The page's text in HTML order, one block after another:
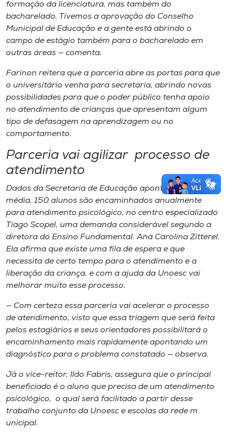
formação da licenciatura, mas também do
bacharelado. Tivemos a aprovação do Conselho
Municipal de Educação e a gente está abrindo o
campo de estágio também para o bacharelado em
outras áreas — comenta.
Farinon reitera que a parceria abre as portas para que
o universitário venha para secretaria​,​ abr​indo​ novas
possibilidades para que o poder público tenha apoio
no atendimento de crianças que apresentam algum
tipo de ​defasagem na aprendizagem ou ​no
comportamento.
Parceria vai agilizar processo de
atendimento
Dados da S​ecretaria de ​E​ducação apontam que​,​ em
média​,​ 150 alunos são encaminhados anualmente
para atendimento psicológico, no centro especializado
Tiago Scopel, uma demanda considerável segundo a
diretora do Ensino ​Fundamental​.​ Ana Carolina Zitterel.
Ela afirma que existe uma fila de espera e que
necessita de certo tempo para o atendimento e a
liberação da criança, e com a ajuda da Unoesc vai
melhorar muito​ esse processo​.
— Com certeza essa parceria vai acelerar o processo
de atendimento, visto que essa triagem que será feita
pelos estagiários e seus orientadores possibilitar​á​ o
encaminhamento mais rapidamente apontando um
diagnóstico para o problema constatado — observa.
Já o vice-reitor​,​ Ildo Fabris, ​assegura que o principal
beneficiado é o aluno que precisa de um atendimento
psicológico​,​ o qual será facilitado a partir desse
trabalho conjunto da Unoesc e escolas da r​ede ​m​
unicipal.